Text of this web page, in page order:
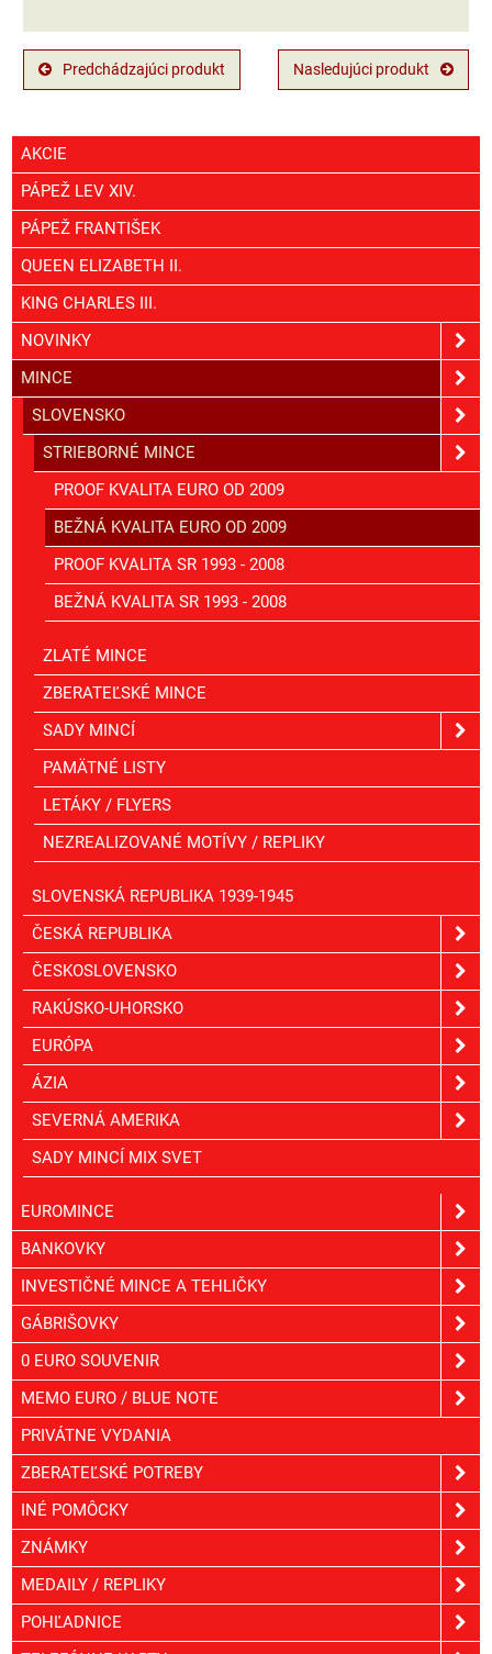
Predchádzajúci produkt Nasledujúci produkt
AKCIE
PÁPEŽ LEV XIV.
PÁPEŽ FRANTIŠEK
QUEEN ELIZABETH II.
KING CHARLES III.
NOVINKY
MINCE
SLOVENSKO
STRIEBORNÉ MINCE
PROOF KVALITA EURO OD 2009
BEŽNÁ KVALITA EURO OD 2009
PROOF KVALITA SR 1993 - 2008
BEŽNÁ KVALITA SR 1993 - 2008
ZLATÉ MINCE
ZBERATEĽSKÉ MINCE
SADY MINCÍ
PAMÄTNÉ LISTY
LETÁKY / FLYERS
NEZREALIZOVANÉ MOTÍVY / REPLIKY
SLOVENSKÁ REPUBLIKA 1939-1945
ČESKÁ REPUBLIKA
ČESKOSLOVENSKO
RAKÚSKO-UHORSKO
EURÓPA
ÁZIA
SEVERNÁ AMERIKA
SADY MINCÍ MIX SVET
EUROMINCE
BANKOVKY
INVESTIČNÉ MINCE A TEHLIČKY
GÁBRIŠOVKY
0 EURO SOUVENIR
MEMO EURO / BLUE NOTE
PRIVÁTNE VYDANIA
ZBERATEĽSKÉ POTREBY
INÉ POMÔCKY
ZNÁMKY
MEDAILY / REPLIKY
POHĽADNICE